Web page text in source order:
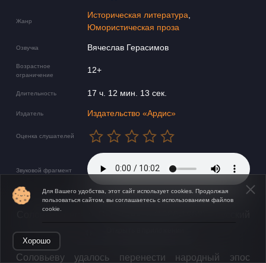
Жанр
Историческая литература
Юмористическая проза
Озвучка Вячеслав Герасимов
Возрастное
ограничение
12+
Длительность 17 ч. 12 мин. 13 сек.
Издатель Издательство «Ардис»
Оценка слушателей
Звуковой фрагмент
​Соловьеву удалось перенести народный эпос
Для Вашего удобства, этот сайт использует cookies. Продолжая
пользоваться сайтом, вы соглашаетесь с использованием файлов
cookie.
Хорошо